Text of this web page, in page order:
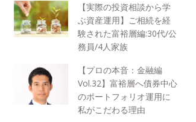
【実際の投資相談から学
ぶ資産運用】ご相続を経
験された富裕層編:30代/公
務員/4人家族
【プロの本音：金融編
Vol.32】富裕層へ債券中心
のポートフォリオ運用に
私がこだわる理由